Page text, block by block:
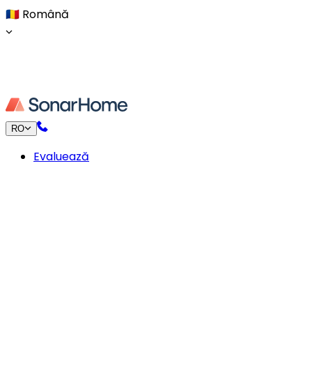
🇷🇴 Română
RO
Evaluează